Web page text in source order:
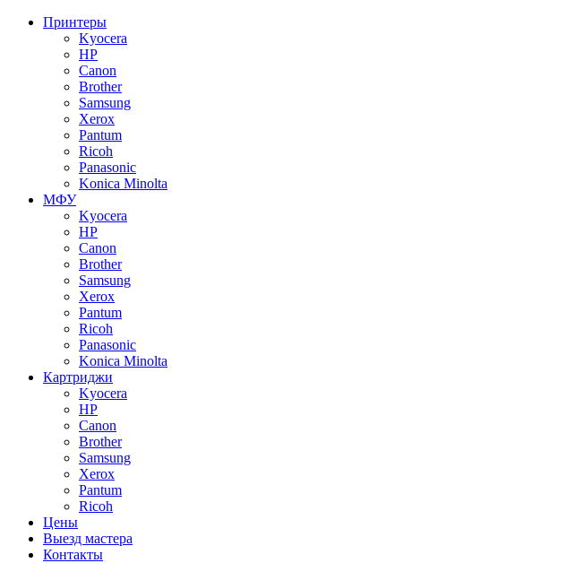
Принтеры
Kyocera
HP
Canon
Brother
Samsung
Xerox
Pantum
Ricoh
Panasonic
Konica Minolta
МФУ
Kyocera
HP
Canon
Brother
Samsung
Xerox
Pantum
Ricoh
Panasonic
Konica Minolta
Картриджи
Kyocera
HP
Canon
Brother
Samsung
Xerox
Pantum
Ricoh
Цены
Выезд мастера
Контакты